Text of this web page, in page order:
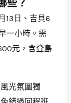
些？
13日、吉貝6
一小時。需
元，含登島
光氛圍獨